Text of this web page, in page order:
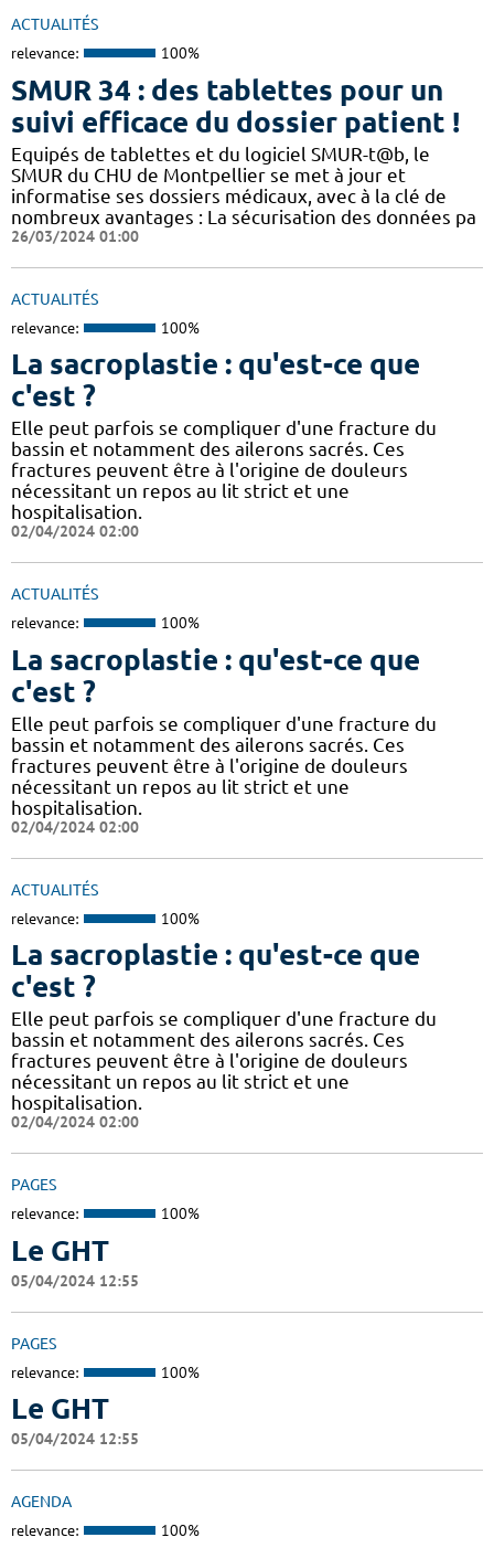
ACTUALITÉS
relevance: 100%
SMUR 34 : des tablettes pour un
suivi efficace du dossier patient !
​​Equipés de tablettes et du logiciel SMUR-t@b, le
SMUR du CHU de Montpellier se met à jour et
informatise ses dossiers médicaux, avec à la clé de
nombreux avantages : ​​La sécurisation des données pa
26/03/2024 01:00
ACTUALITÉS
relevance: 100%
La sacroplastie : qu'est-ce que
c'est ?
Elle peut parfois se compliquer d'une fracture du
bassin et notamment des ailerons sacrés. Ces
fractures peuvent être à l'origine de douleurs
nécessitant un repos au lit strict et une
hospitalisation.
02/04/2024 02:00
ACTUALITÉS
relevance: 100%
La sacroplastie : qu'est-ce que
c'est ?
Elle peut parfois se compliquer d'une fracture du
bassin et notamment des ailerons sacrés. Ces
fractures peuvent être à l'origine de douleurs
nécessitant un repos au lit strict et une
hospitalisation.
02/04/2024 02:00
ACTUALITÉS
relevance: 100%
La sacroplastie : qu'est-ce que
c'est ?
Elle peut parfois se compliquer d'une fracture du
bassin et notamment des ailerons sacrés. Ces
fractures peuvent être à l'origine de douleurs
nécessitant un repos au lit strict et une
hospitalisation.
02/04/2024 02:00
PAGES
relevance: 100%
Le GHT
05/04/2024 12:55
PAGES
relevance: 100%
Le GHT
05/04/2024 12:55
AGENDA
relevance: 100%